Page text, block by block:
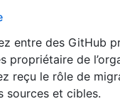
entre des GitHub
propriétaire de
reçu le rôle de
sources et cibles.